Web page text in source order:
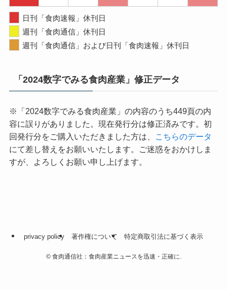
日刊「食肉速報」休刊日
週刊「食肉通信」休刊日
週刊「食肉通信」および日刊「食肉速報」休刊日
「2024数字でみる食肉産業」修正データ
※「2024数字でみる食肉産業」の内容のうち449頁の内
容に誤りがありました。現在発行分は修正済みです。初
回発行分をご購入いただきました方は、
こちらのデータ
にて差し替えをお願いいたします。ご迷惑をおかけしま
すが、よろしくお願い申し上げます。
privacy policy 著作権について 特定商取引法に基づく表示
©食肉通信社：食肉産業ニュースを迅速・正確に.